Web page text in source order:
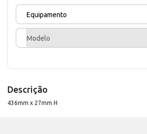
Equipamento
Modelo
Descrição
436mm x 27mm H